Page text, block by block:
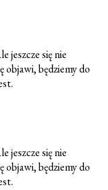
jeszcze się nie
objawi, będziemy do
jeszcze się nie
objawi, będziemy do